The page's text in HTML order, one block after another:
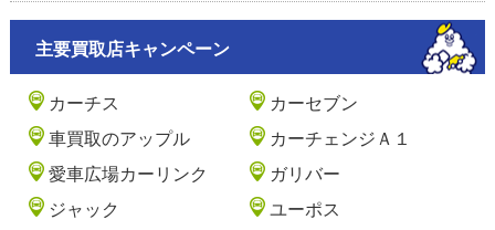
主要買取店キャンペーン
カーチス
カーセブン
車買取のアップル
カーチェンジＡ１
愛車広場カーリンク
ガリバー
ジャック
ユーポス